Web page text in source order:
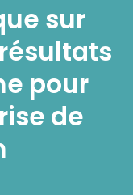
sur
pour
de